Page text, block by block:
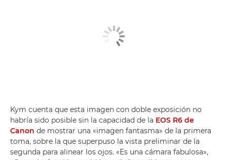
Kym cuenta que esta imagen con doble exposición no
habría sido posible sin la capacidad de la EOS R6 de
Canon de mostrar una «imagen fantasma» de la primera
toma, sobre la que superpuso la vista preliminar de la
segunda para alinear los ojos. «Es una cámara fabulosa»,